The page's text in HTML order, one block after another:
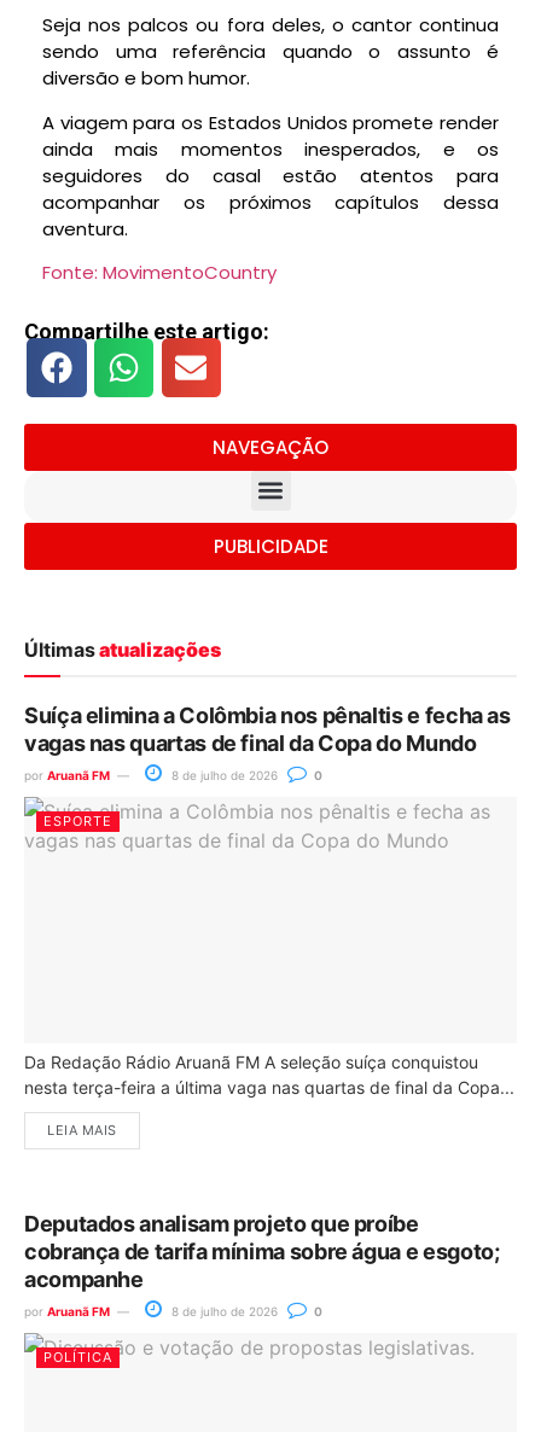
Seja nos palcos ou fora deles, o cantor continua
sendo uma referência quando o assunto é
diversão e bom humor.
A viagem para os Estados Unidos promete render
ainda mais momentos inesperados, e os
seguidores do casal estão atentos para
acompanhar os próximos capítulos dessa
aventura.
Fonte: MovimentoCountry
Compartilhe este artigo:
NAVEGAÇÃO
PUBLICIDADE
Últimasatualizações
Suíça elimina a Colômbia nos pênaltis e fecha as
vagas nas quartas de final da Copa do Mundo
por Aruanã FM 8 de julho de 2026 0
ESPORTE
Da Redação Rádio Aruanã FM A seleção suíça conquistou
nesta terça-feira a última vaga nas quartas de final da Copa...
LEIA MAIS
Deputados analisam projeto que proíbe
cobrança de tarifa mínima sobre água e esgoto;
acompanhe
por Aruanã FM 8 de julho de 2026 0
POLÍTICA